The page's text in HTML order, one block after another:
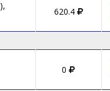
620.4
0